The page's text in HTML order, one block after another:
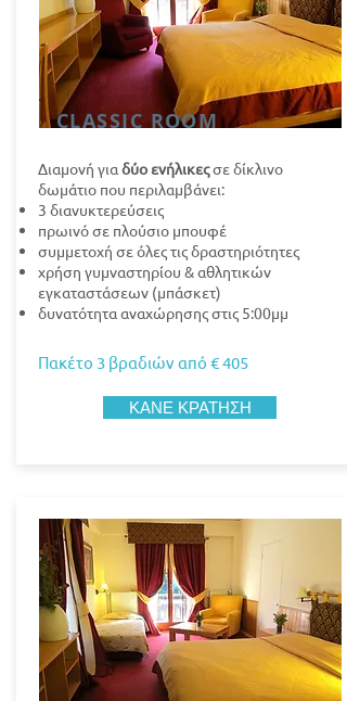
CLASSIC ROOM
Διαμονή γιαδύο ενήλικεςσε δίκλινο
δωμάτιο που περιλαμβάνει:
3 διανυκτερεύσεις
πρωινό σε πλούσιο μπουφέ
συμμετοχή σε όλες τις δραστηριότητες
χρήση γυμναστηρίου & αθλητικών
εγκαταστάσεων (μπάσκετ)
δυνατότητα αναχώρησης στις 5:00μμ
Πακέτο 3 βραδιών από € 405
ΚΑΝΕ ΚΡΑΤΗΣΗ